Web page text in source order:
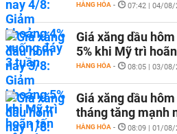
HÀNG HÓA - 07:42 | 04/08/
Giá xăng dầu
5% khi Mỹ trì
HÀNG HÓA - 08:05 | 03/08/
Giá xăng dầu
tháng tăng mạnh
HÀNG HÓA - 08:09 | 01/08/